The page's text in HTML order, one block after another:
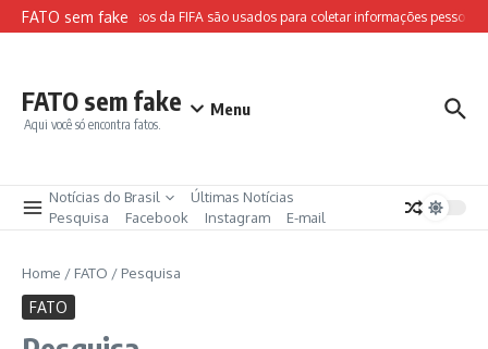
Ir para o conteúdo
FATO sem fakeSites falsos da FIFA são usados para coletar informações pessoais
FATO sem fake
Aqui você só encontra fatos.
Menu
Notícias do Brasil
Últimas Notícias
Pesquisa
Facebook Instagram E-mail
Home / FATO / Pesquisa
FATO